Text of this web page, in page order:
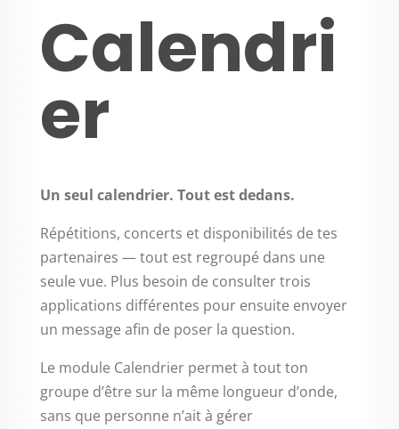
Calendri
er
Un seul calendrier. Tout est dedans.
Répétitions, concerts et disponibilités de tes
partenaires — tout est regroupé dans une
seule vue. Plus besoin de consulter trois
applications différentes pour ensuite envoyer
un message afin de poser la question.
Le module Calendrier permet à tout ton
groupe d’être sur la même longueur d’onde,
sans que personne n’ait à gérer